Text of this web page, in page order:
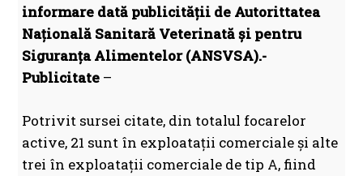
informare dată publicității de Autorittatea
Națională Sanitară Veterinată și pentru
Siguranța Alimentelor (ANSVSA).-
Publicitate –
Potrivit sursei citate, din totalul focarelor
active, 21 sunt în exploatații comerciale și alte
trei în exploatații comerciale de tip A, fiind